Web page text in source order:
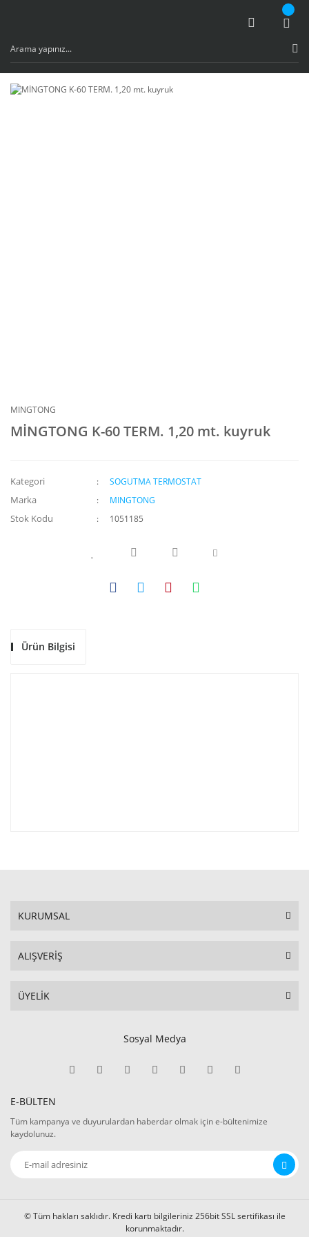
MINGTONG
MİNGTONG K-60 TERM. 1,20 mt. kuyruk
Kategori SOGUTMA TERMOSTAT
Marka MINGTONG
Stok Kodu 1051185
Ürün Bilgisi
KURUMSAL
ALIŞVERİŞ
ÜYELİK
Sosyal Medya
E-BÜLTEN
Tüm kampanya ve duyurulardan haberdar olmak için e-bültenimize
kaydolunuz.
© Tüm hakları saklıdır. Kredi kartı bilgileriniz 256bit SSL sertifikası ile
korunmaktadır.